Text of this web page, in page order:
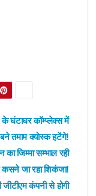
घंटाघर कॉम्प्लेक्स में
तमाम क्योस्क हटेंगे!
का जिम्मा सम्भाल रही
कसने जा रहा शिकंजा!
जीटीएम कंपनी से होगी